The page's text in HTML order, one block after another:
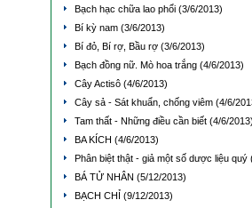
Bạch hạc chữa lao phổi (3/6/2013)
Bí kỳ nam (3/6/2013)
Bí đỏ, Bí rợ, Bầu rợ (3/6/2013)
Bạch đồng nữ. Mò hoa trắng (4/6/2013)
Cây Actisô (4/6/2013)
Cây sả - Sát khuẩn, chống viêm (4/6/
Tam thất - Những điều cần biết (4/6/
BA KÍCH (4/6/2013)
Phân biệt thật - giả một số dược liệu quý
BÁ TỬ NHÂN (5/12/2013)
BẠCH CHỈ (9/12/2013)